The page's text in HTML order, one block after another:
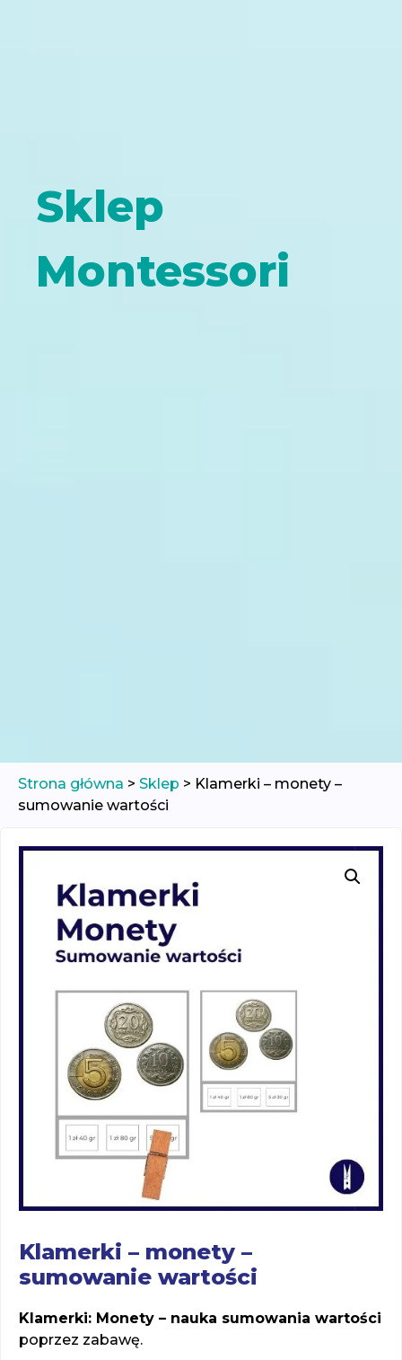
Sklep
Montessori
Strona główna > Sklep > Klamerki – monety –
sumowanie wartości
Klamerki – monety –
sumowanie wartości
Klamerki: Monety – nauka sumowania wartości
poprzez zabawę.